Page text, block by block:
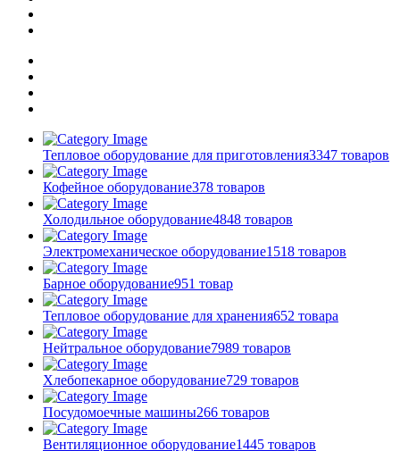
Тепловое оборудование для приготовления3347 товаров
Кофейное оборудование378 товаров
Холодильное оборудование4848 товаров
Электромеханическое оборудование1518 товаров
Барное оборудование951 товар
Тепловое оборудование для хранения652 товара
Нейтральное оборудование7989 товаров
Хлебопекарное оборудование729 товаров
Посудомоечные машины266 товаров
Вентиляционное оборудование1445 товаров